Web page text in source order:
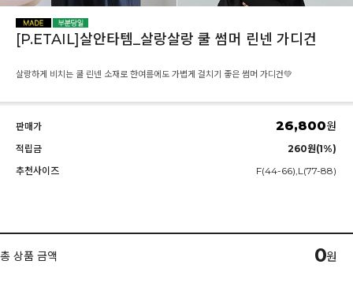
[P.ETAIL]살안타템_살랑살랑 쿨 썸머 린넨 가디건
살랑하게 비치는 쿨 린넨 소재로 한여름에도 가볍게 걸치기 좋은 썸머 가디건💚
판매가 26,800원
적립금
260원(1%)
추천사이즈
F(44-66),L(77-88)
총 상품 금액 0원